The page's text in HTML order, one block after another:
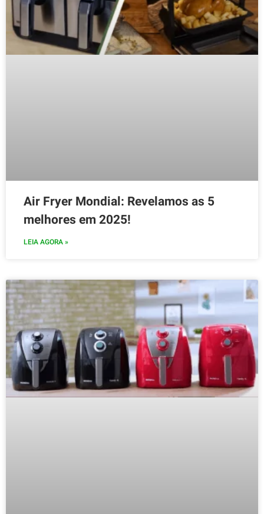
Air Fryer Mondial: Revelamos as 5
melhores em 2025!
LEIA AGORA »